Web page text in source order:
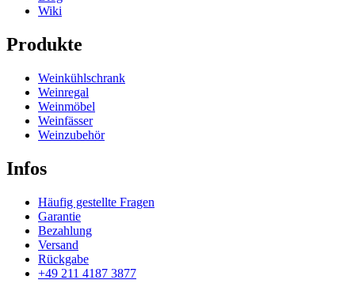
Wiki
Produkte
Weinkühlschrank
Weinregal
Weinmöbel
Weinfässer
Weinzubehör
Infos
Häufig gestellte Fragen
Garantie
Bezahlung
Versand
Rückgabe
+49 211 4187 3877